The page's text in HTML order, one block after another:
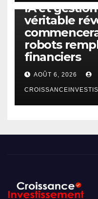
IA et gestion
véritable
robots
financiers
AOÛT 6, 2026